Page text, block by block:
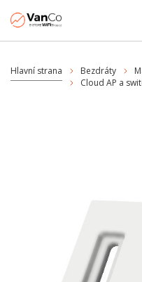
Hlavní strana Bezdráty
Cloud AP a